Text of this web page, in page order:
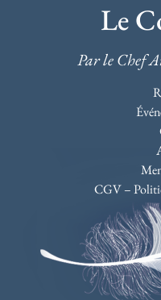
Le
Par le Chef
CGV –